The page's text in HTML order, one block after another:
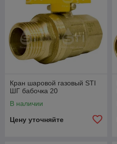
Кран шаровой газовый STI
ШГ бабочка 20
В наличии
Цену уточняйте